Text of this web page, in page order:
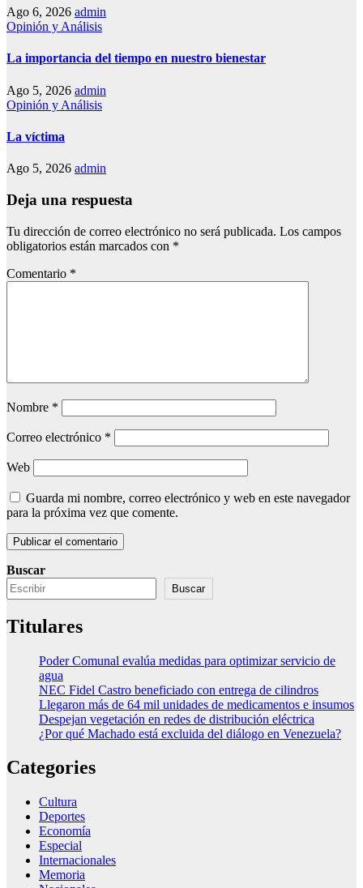
Ago 6, 2026 admin
Opinión y Análisis
La importancia del tiempo en nuestro bienestar
Ago 5, 2026 admin
Opinión y Análisis
La víctima
Ago 5, 2026 admin
Deja una respuesta
Tu dirección de correo electrónico no será publicada. Los campos
obligatorios están marcados con *
Comentario *
Nombre *
Correo electrónico *
Web
Guarda mi nombre, correo electrónico y web en este navegador
para la próxima vez que comente.
Buscar
Buscar
Titulares
Poder Comunal evalúa medidas para optimizar servicio de
agua
NEC Fidel Castro beneficiado con entrega de cilindros
Llegaron más de 64 mil unidades de medicamentos e insumos
Despejan vegetación en redes de distribución eléctrica
¿Por qué Machado está excluida del diálogo en Venezuela?
Categories
Cultura
Deportes
Economía
Especial
Internacionales
Memoria